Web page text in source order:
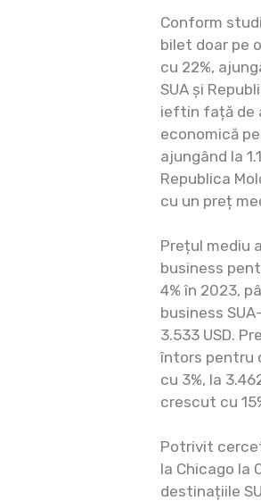
Conform
bilet doar pe
cu 22%,
SUA și
ieftin față de
economică
ajungând la
Republica
cu un preț
Prețul mediu
business
4% în 2023,
business
3.533 USD.
întors pentru
cu 3%, la
crescut cu
Potrivit
la Chicago la
destinațiile